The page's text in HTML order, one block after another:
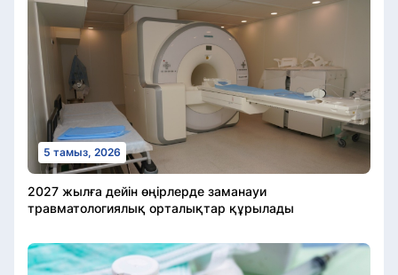
5 тамыз, 2026
2027 жылға дейін өңірлерде заманауи
травматологиялық орталықтар құрылады